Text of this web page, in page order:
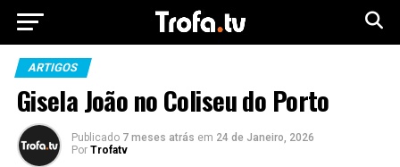
ARTIGOS
Gisela João no Coliseu do Porto
Publicado 7 meses atrás em 24 de Janeiro, 2026
Por Trofatv